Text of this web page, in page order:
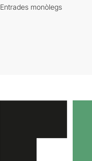
Entrades monòlegs